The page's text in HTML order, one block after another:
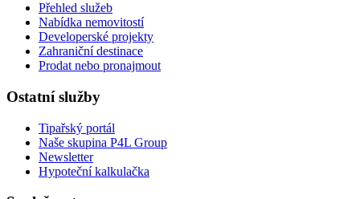
Přehled služeb
Nabídka nemovitostí
Developerské projekty
Zahraniční destinace
Prodat nebo pronajmout
Ostatní služby
Tipařský portál
Naše skupina P4L Group
Newsletter
Hypoteční kalkulačka